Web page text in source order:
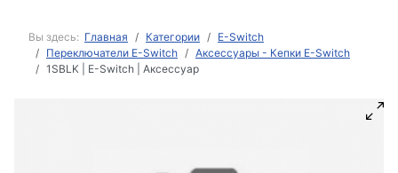
Вы здесь: Главная Категории
E-Switch
Переключатели E-Switch
Аксессуары - Кепки E-Switch
1SBLK | E-Switch | Аксессуар